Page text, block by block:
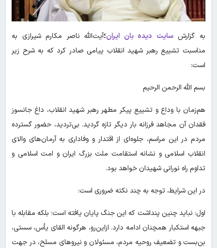
به گزارشسایت دیده بان ایران؛آیت‌الله ناصر مکارم شیرازی به
مناسبت تشییع رهبر شهید انقلاب پیامی صادر کرد که به شرح زیر
است:
بسم الله الرحمن الرحیم
هم‌زمان با وداع و تشییع پیکر مطهر رهبر شهید انقلاب، داغ جانسوز
فقدان آن مجاهد فرزانه بار دیگر تازه گردید. بی‌تردید، حضور گسترده
مردم در این مراسم، جلوه‌ای از اقتدار و وفاداری به آرمان‌های والای
انقلاب اسلامی و نشانه استقامت ملت بزرگ ایران و امت اسلامی و
تداوم راه نورانی شهیدان خواهد بود.
در این شرایط، توجه به چند نکته ضروری است:
اول: نباید چنین پنداشت که این جنگ پایان یافته است؛ بلکه مقابله با
جبهه استکبار همچنان ادامه دارد. ازاین‌رو، هرگونه القای یأس، سستی،
بن‌بست و تضعیف روحیه مردم، مسئولان و نیروهای مسلح، در جهت